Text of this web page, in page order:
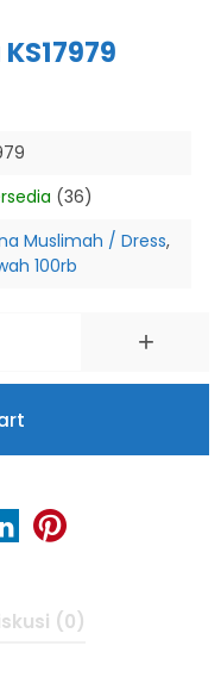
(36)
Muslimah / Dress,
100rb
+
(0)